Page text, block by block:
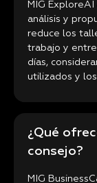
MIG
análisis y
reduce los
trabajo y
días,
utilizados y
¿Qué
consejo?
MIG